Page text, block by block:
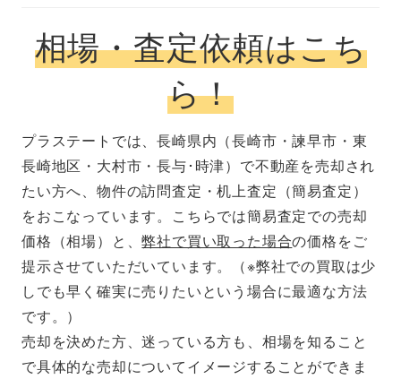
相場・査定依頼はこち
ら！
プラステートでは、長崎県内（長崎市・諫早市・東
長崎地区・大村市・長与･時津）で不動産を売却され
たい方へ、物件の訪問査定・机上査定（簡易査定）
をおこなっています。こちらでは簡易査定での売却
価格（相場）と、弊社で買い取った場合の価格をご
提示させていただいています。（※弊社での買取は少
しでも早く確実に売りたいという場合に最適な方法
です。）
売却を決めた方、迷っている方も、相場を知ること
で具体的な売却についてイメージすることができま